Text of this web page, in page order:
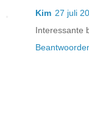
Kim 27 juli
Interessante